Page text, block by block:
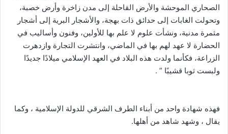
الصحاري الموحشة والأرض القاحلة إلى مدن زاخرة وأرض خصبة،
وتحولت الغابات إلى حدائق ذات بهجة، والأشجار البرية إلى أشجار
مثمرة مدنية، ونشأت علوم لا علم بها للأولين، وفنون وأساليب في
الحضارة لا عهد لهم بها في الماضي، وانتشرت التجارة وازدهرت
الزراعة، فكأنما ولدت هذه البلاد في العهد الإسلامي ميلادًا جديدًا
ولبست ثوبا قشيبًا ” .
فهذه شهادة واحد من أبناء الطرف الشرقي للدولة الإسلامية ، وكما
يقال ، وشهد شاهد من أهلها.